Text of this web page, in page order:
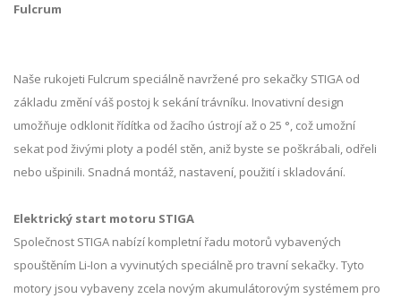
Fulcrum
Naše rukojeti Fulcrum speciálně navržené pro sekačky STIGA od
základu změní váš postoj k sekání trávníku. Inovativní design
umožňuje odklonit řídítka od žacího ústrojí až o 25 °, což umožní
sekat pod živými ploty a podél stěn, aniž byste se poškrábali, odřeli
nebo ušpinili. Snadná montáž, nastavení, použití i skladování.
Elektrický start motoru STIGA
Společnost STIGA nabízí kompletní řadu motorů vybavených
spouštěním Li-Ion a vyvinutých speciálně pro travní sekačky. Tyto
motory jsou vybaveny zcela novým akumulátorovým systémem pro